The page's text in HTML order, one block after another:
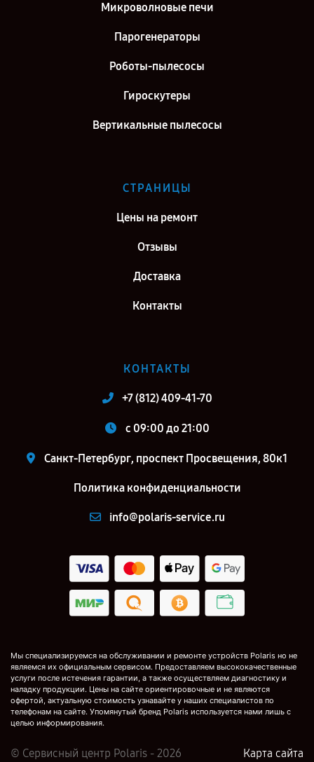
Микроволновые печи
Парогенераторы
Роботы-пылесосы
Гироскутеры
Вертикальные пылесосы
СТРАНИЦЫ
Цены на ремонт
Отзывы
Доставка
Контакты
КОНТАКТЫ
+7 (812) 409-41-70
c 09:00 до 21:00
Санкт-Петербург, проспект Просвещения, 80к1
Политика конфиденциальности
info@polaris-service.ru
Мы специализируемся на обслуживании и ремонте устройств Polaris но не
являемся их официальным сервисом. Предоставляем высококачественные
услуги после истечения гарантии, а также осуществляем диагностику и
наладку продукции. Цены на сайте ориентировочные и не являются
офертой, актуальную стоимость узнавайте у наших специалистов по
телефонам на сайте. Упомянутый бренд Polaris используется нами лишь с
целью информирования.
© Сервисный центр Polaris - 2026 Карта сайта